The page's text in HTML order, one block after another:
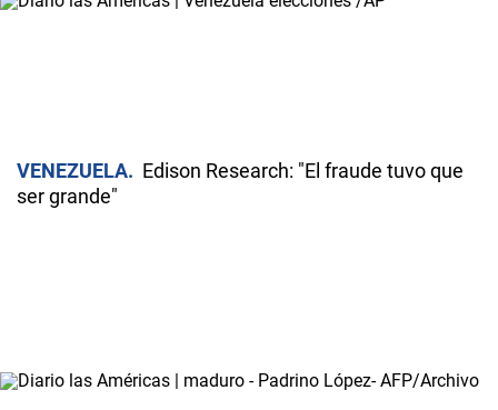
VENEZUELA
Edison Research: "El fraude tuvo que
ser grande"